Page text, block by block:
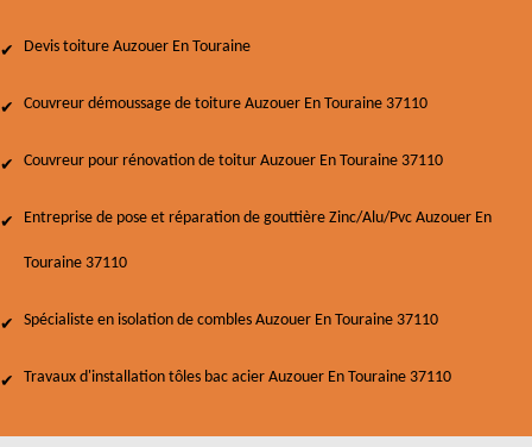
Devis toiture Auzouer En Touraine
Couvreur démoussage de toiture Auzouer En Touraine 37110
Couvreur pour rénovation de toitur Auzouer En Touraine 37110
Entreprise de pose et réparation de gouttière Zinc/Alu/Pvc Auzouer En
Touraine 37110
Spécialiste en isolation de combles Auzouer En Touraine 37110
Travaux d'installation tôles bac acier Auzouer En Touraine 37110